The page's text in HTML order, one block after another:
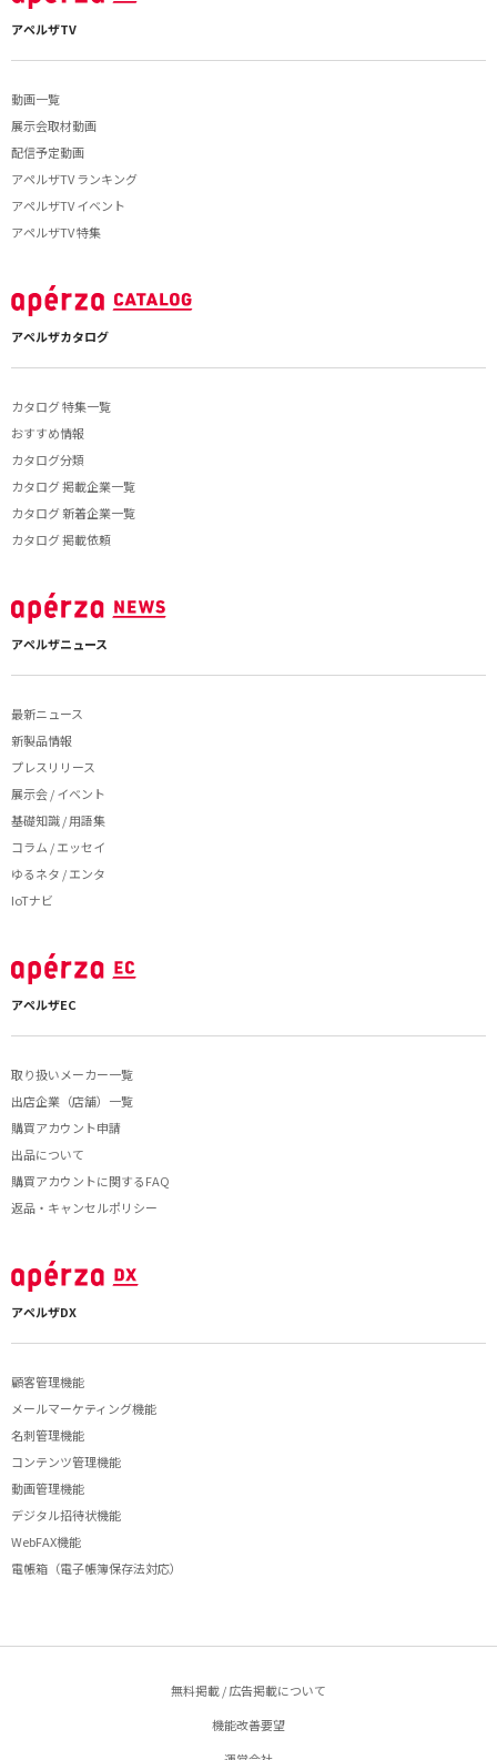
アペルザTV
動画一覧
展示会取材動画
配信予定動画
アペルザTV ランキング
アペルザTV イベント
アペルザTV 特集
アペルザカタログ
カタログ 特集一覧
おすすめ情報
カタログ分類
カタログ 掲載企業一覧
カタログ 新着企業一覧
カタログ 掲載依頼
アペルザニュース
最新ニュース
新製品情報
プレスリリース
展示会 / イベント
基礎知識 / 用語集
コラム / エッセイ
ゆるネタ / エンタ
IoTナビ
アペルザEC
取り扱いメーカー一覧
出店企業（店舗）一覧
購買アカウント申請
出品について
購買アカウントに関するFAQ
返品・キャンセルポリシー
アペルザDX
顧客管理機能
メールマーケティング機能
名刺管理機能
コンテンツ管理機能
動画管理機能
デジタル招待状機能
WebFAX機能
電帳箱（電子帳簿保存法対応）
無料掲載 / 広告掲載について
機能改善要望